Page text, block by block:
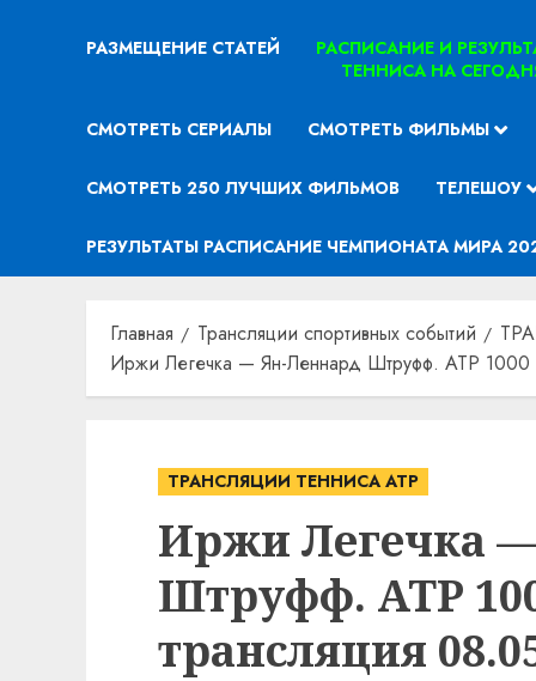
РАЗМЕЩЕНИЕ СТАТЕЙ
РАСПИСАНИЕ И
ТЕННИСА НА
СМОТРЕТЬ СЕРИАЛЫ СМОТРЕТЬ ФИЛЬМЫ
СМОТРЕТЬ 250 ЛУЧШИХ ФИЛЬМОВ ТЕЛЕШОУ
РЕЗУЛЬТАТЫ РАСПИСАНИЕ ЧЕМПИОНАТА МИРА
Главная Трансляции спортивных событий
Иржи Легечка — Ян-Леннард Штруфф. ATP
ТРАНСЛЯЦИИ ТЕННИСА ATP
Иржи Легечка
Штруфф. ATP
трансляция